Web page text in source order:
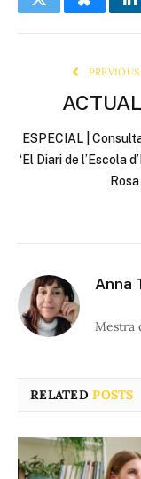
TwitterBluesky
ESPECIAL |
‘El Diari de l’Escola
Anna
Mestra
RELATEDPOSTS